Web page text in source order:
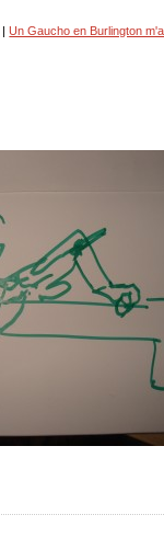
|Un Gaucho en Burlington